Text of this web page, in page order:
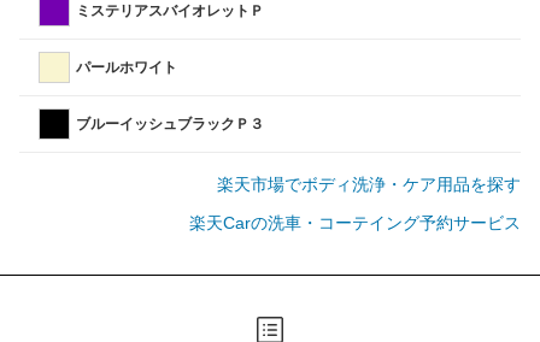
ミステリアスバイオレットＰ
パールホワイト
ブルーイッシュブラックＰ３
楽天市場でボディ洗浄・ケア用品を探す
楽天Carの洗車・コーテイング予約サービス